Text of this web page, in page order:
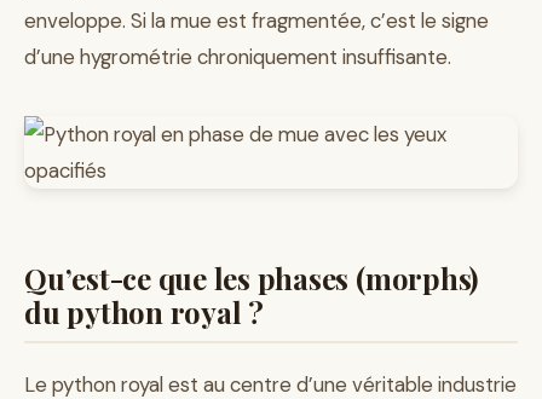
enveloppe. Si la mue est fragmentée, c’est le signe
d’une hygrométrie chroniquement insuffisante.
Qu’est-ce que les phases (morphs)
du python royal ?
Le python royal est au centre d’une véritable industrie